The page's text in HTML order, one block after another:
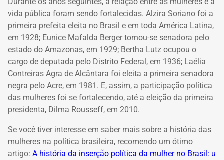
vida pública foram sendo fortalecidas. Alzira Soriano foi a
primeira prefeita eleita no Brasil e em toda América Latina,
em 1928; Eunice Mafalda Berger tornou-se senadora pelo
estado do Amazonas, em 1929; Bertha Lutz ocupou o
cargo de deputada pelo Distrito Federal, em 1936; Laélia
Contreiras Agra de Alcântara foi eleita a primeira senadora
negra pelo Acre, em 1981. E, assim, a participação política
das mulheres foi se fortalecendo, até a eleição da primeira
presidenta, Dilma Rousseff, em 2010.
Se você tiver interesse em saber mais sobre a história das
mulheres na política brasileira, recomendo um ótimo
artigo: A história da inserção política da mulher no Brasil: u